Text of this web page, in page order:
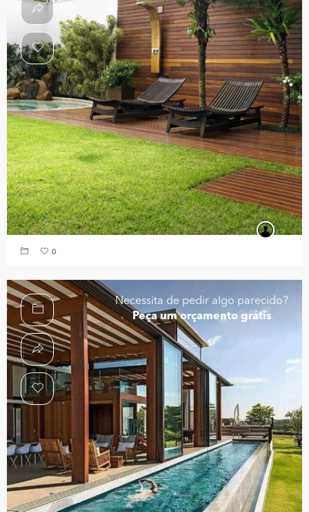
0
Necessita de pedir algo parecido?
Peça um orçamento grátis